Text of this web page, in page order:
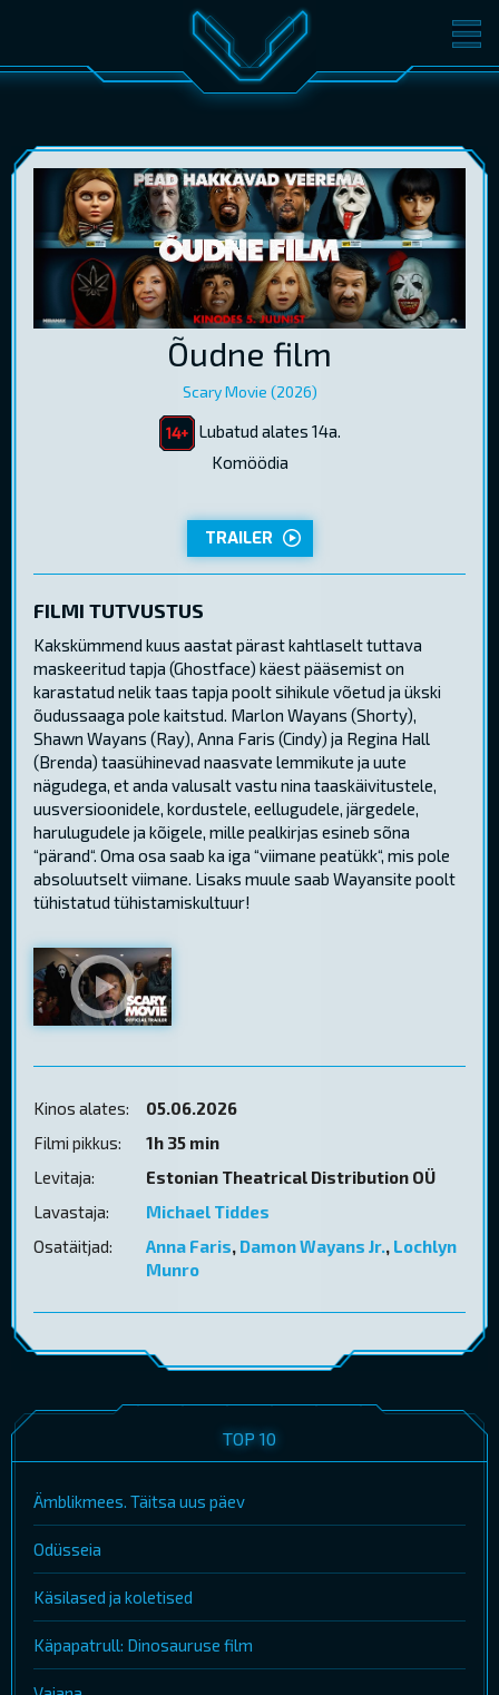
FILMID PILETID
KONVERENTS V-KLUBI
KINKEKAARDID
Õudne film
Scary Movie (2026)
Lubatud alates 14a.
Komöödia
TRAILER
FILMI TUTVUSTUS
Kakskümmend kuus aastat pärast kahtlaselt tuttava
maskeeritud tapja (Ghostface) käest pääsemist on
karastatud nelik taas tapja poolt sihikule võetud ja ükski
õudussaaga pole kaitstud. Marlon Wayans (Shorty),
Shawn Wayans (Ray), Anna Faris (Cindy) ja Regina Hall
(Brenda) taasühinevad naasvate lemmikute ja uute
nägudega, et anda valusalt vastu nina taaskäivitustele,
uusversioonidele, kordustele, eellugudele, järgedele,
harulugudele ja kõigele, mille pealkirjas esineb sõna
“pärand“. Oma osa saab ka iga “viimane peatükk“, mis pole
absoluutselt viimane. Lisaks muule saab Wayansite poolt
tühistatud tühistamiskultuur!
Kinos alates:
05.06.2026
Filmi pikkus:
1h 35 min
Levitaja:
Estonian Theatrical Distribution OÜ
Lavastaja:
Michael Tiddes
Osatäitjad:
Anna Faris, Damon Wayans Jr., Lochlyn
Munro
TOP 10
Ämblikmees. Täitsa uus päev
Odüsseia
Käsilased ja koletised
Käpapatrull: Dinosauruse film